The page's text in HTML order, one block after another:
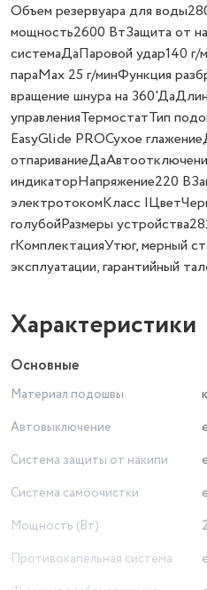
Объем резервуара для
мощность2600 ВтЗащита от
системаДаПаровой удар140 г/
параMax 25 г/минФункция
вращение шнура на
управленияТермостатТип
EasyGlide PROСухое
индикаторНапряжение220
электротокомКласс
голубойРазмеры
гКомплектацияУтюг, мерный
эксплуатации, гарантийный
Характеристики
Основные
Материал подошвы
Автовыключение
Система защиты от накипи
Система самоочистки
Мощность (Вт)
Противокапельная система